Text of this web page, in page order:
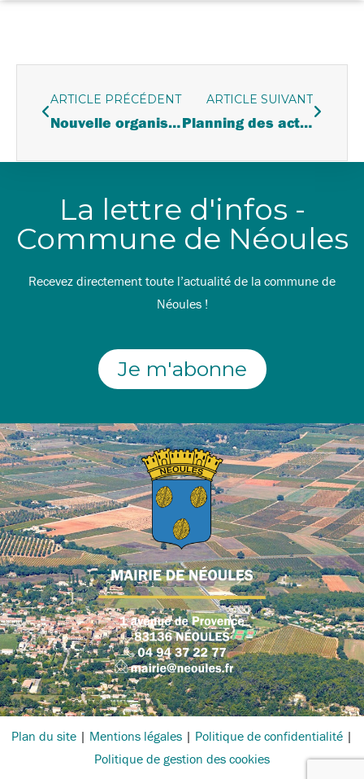
ARTICLE PRÉCÉDENT
Nouvelle organisation de l’espace jeunes
ARTICLE SUIVANT
Planning des activités périscolaires de l’espace jeunes | Vacances de la Toussaint 2025
La lettre d'infos -
Commune de Néoules
Recevez directement toute l’actualité de la commune de
Néoules !
Je m'abonne
Plan du site | Mentions légales | Politique de confidentialité |
Politique de gestion des cookies